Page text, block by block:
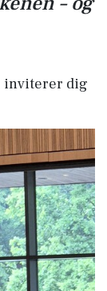
inviterer dig